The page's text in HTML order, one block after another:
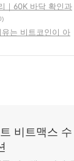
｜60K 바닥 확인과
는 비트코인이 아
비트맥스 수